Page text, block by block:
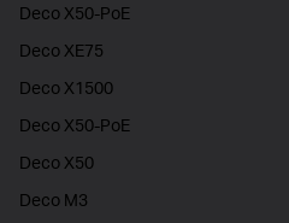
Deco X50-PoE
Deco XE75
Deco X1500
Deco X50-PoE
Deco X50
Deco M3